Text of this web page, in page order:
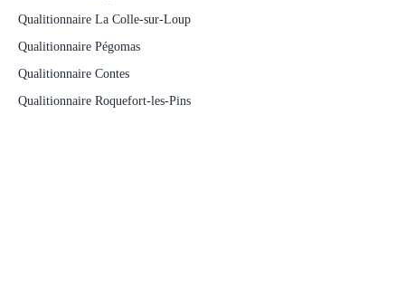
Qualitionnaire La Colle-sur-Loup
Qualitionnaire Pégomas
Qualitionnaire Contes
Qualitionnaire Roquefort-les-Pins